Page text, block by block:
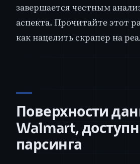
завершается честным
аспекта. Прочитайте этот
как нацелить скрапер на
Поверхности
Walmart,
парсинга